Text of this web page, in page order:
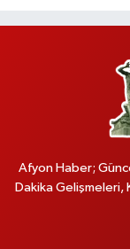
Afyon Haber;
Dakika Gelişmeleri,